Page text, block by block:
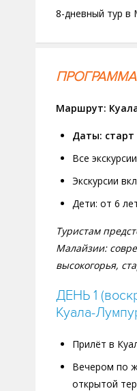
8-дневный тур в
ПРОГРАММА
Маршрут:
Даты:
Все
Экскурсии
Дети: от 6
Туристам
Малайзии:
высокогорья,
ДЕНЬ 1
Куала-
Прилёт в
Вечером по
открытой